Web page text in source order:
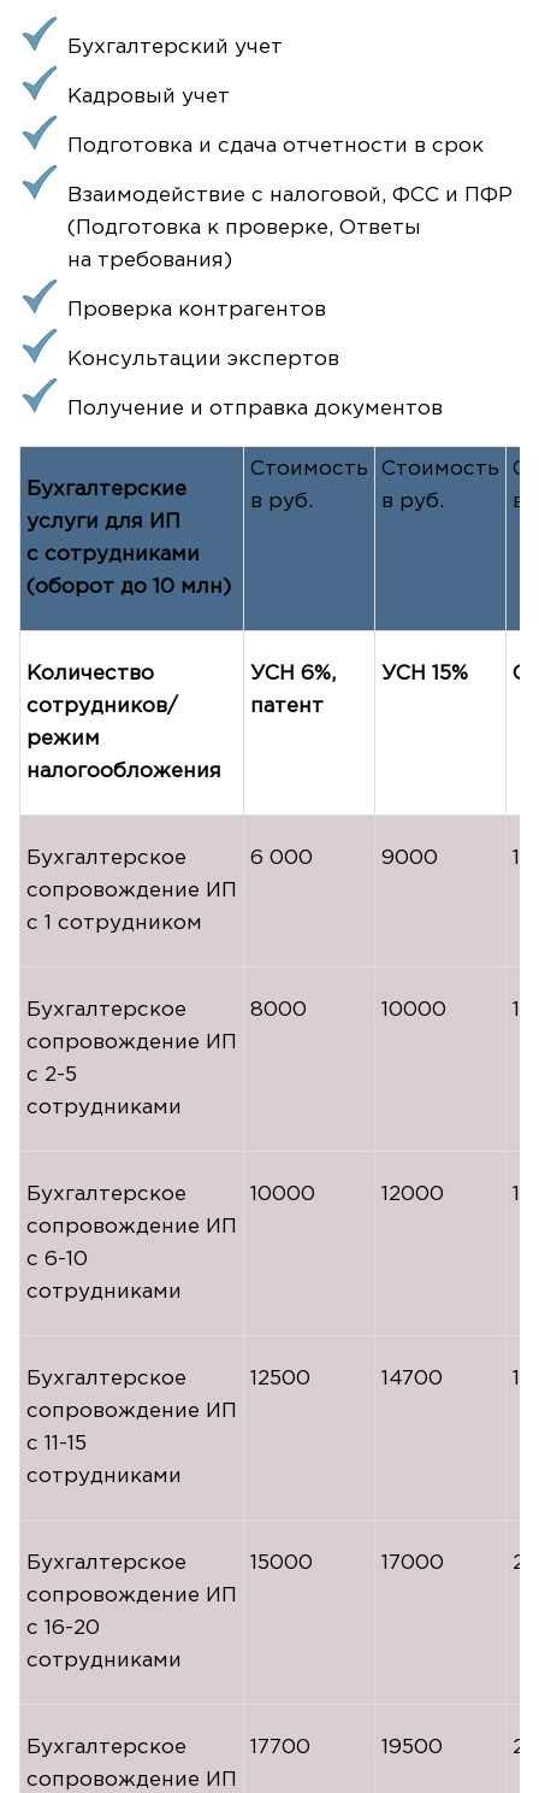
Бухгалтерский учет
Кадровый учет
Подготовка и сдача отчетности в срок
Взаимодействие с налоговой, ФСС и ПФР
(Подготовка к проверке, Ответы
на требования)
Проверка контрагентов
Консультации экспертов
Получение и отправка документов
Бухгалтерские
услуги для ИП
с сотрудниками
(оборот до 10 млн)
Стоимость
в руб.
Стоимость
в руб.
в
Количество
сотрудников/
режим
налогообложения
УСН 6%,
патент
УСН 15%
Бухгалтерское
сопровождение ИП
с 1 сотрудником
6 000 9000
Бухгалтерское
сопровождение ИП
с 2-5
сотрудниками
8000 10000
Бухгалтерское
сопровождение ИП
с 6-10
сотрудниками
10000 12000
Бухгалтерское
сопровождение ИП
с 11-15
сотрудниками
12500 14700
Бухгалтерское
сопровождение ИП
с 16-20
сотрудниками
15000 17000
Бухгалтерское
сопровождение ИП
17700 19500